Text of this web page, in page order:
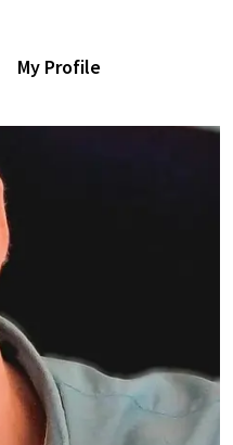
My Profile